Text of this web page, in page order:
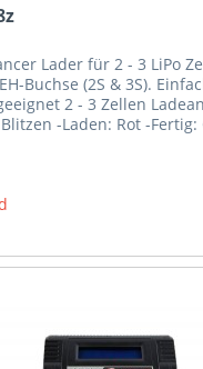
Lader für 2 - 3 LiPo
Buchse (2S & 3S).
2 - 3 Zellen
-Laden: Rot -Fertig: